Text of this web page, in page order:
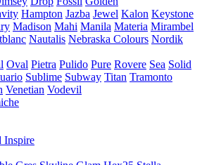
Hampton Jazba Jewel Kalon Keystone
Madison Mahi Manila Materia Mirambel
Nautalis Nebraska Colours Nordik
Oval Pietra Pulido Pure Rovere Sea Solid
Sublime Subway Titan Tramonto
Venetian Vodevil
Inspire